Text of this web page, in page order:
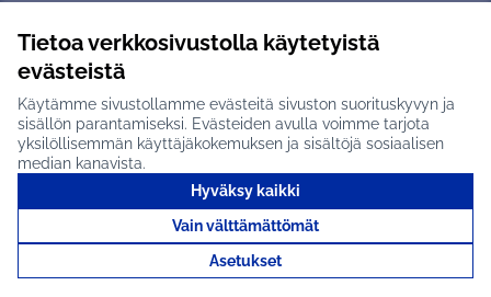
Tietoa verkkosivustolla käytetyistä
evästeistä
Käytämme sivustollamme evästeitä sivuston suorituskyvyn ja
sisällön parantamiseksi. Evästeiden avulla voimme tarjota
yksilöllisemmän käyttäjäkokemuksen ja sisältöjä sosiaalisen
median kanavista.
Hyväksy kaikki
Vain välttämättömät
Asetukset
Ohjeet kirjautumiseen
Ohjeet kommentin jättämiseen
Creative Commons -lisenssi
(Ulkoinen linkki)Verkkosivusto luotuvapaan ohjelmiston
Tuusulan osallistumisalusta X-palvelussa
(Ulkoinen linkki)